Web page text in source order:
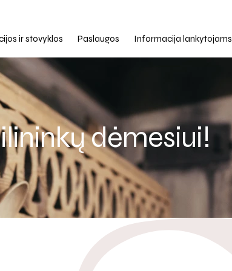
ir stovyklos Paslaugos Informacija lankytojams
dėmesiui!